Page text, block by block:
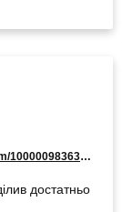
https://www.facebook.com/100000983632313
достатньо